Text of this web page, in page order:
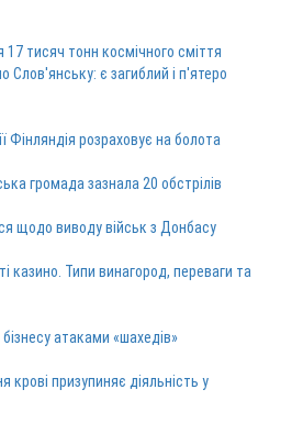
тисяч тонн космічного сміття
Слов'янську: є загиблий і п'ятеро
Фінляндія розраховує на болота
громада зазнала 20 обстрілів
щодо виводу військ з Донбасу
казино. Типи винагород, переваги та
атаками «шахедів»
крові призупиняє діяльність у